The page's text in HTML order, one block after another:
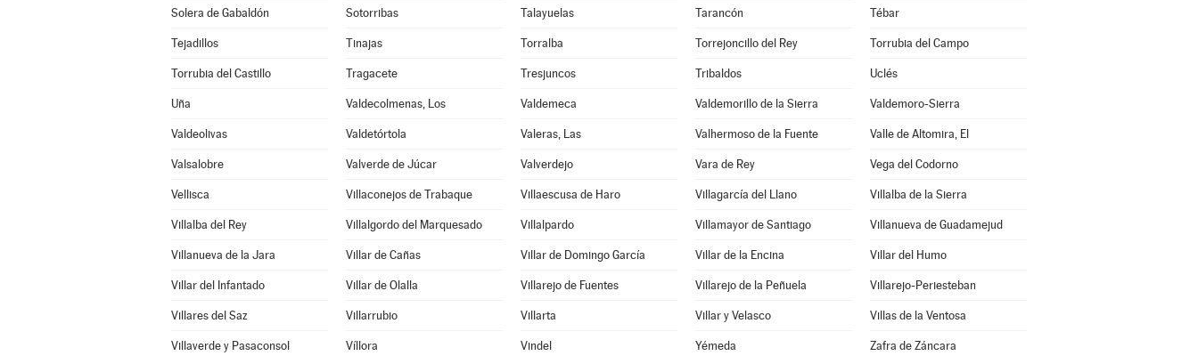
Solera de Gabaldón Sotorribas Talayuelas Tarancón Tébar
Tejadillos Tinajas Torralba Torrejoncillo del Rey Torrubia del Campo
Torrubia del Castillo Tragacete Tresjuncos Tribaldos Uclés
Uña Valdecolmenas, Los Valdemeca Valdemorillo de la Sierra Valdemoro-Sierra
Valdeolivas Valdetórtola Valeras, Las Valhermoso de la Fuente Valle de Altomira, El
Valsalobre Valverde de Júcar Valverdejo Vara de Rey Vega del Codorno
Vellisca Villaconejos de Trabaque Villaescusa de Haro Villagarcía del Llano Villalba de la Sierra
Villalba del Rey Villalgordo del Marquesado Villalpardo Villamayor de Santiago Villanueva de Guadamejud
Villanueva de la Jara Villar de Cañas Villar de Domingo García Villar de la Encina Villar del Humo
Villar del Infantado Villar de Olalla Villarejo de Fuentes Villarejo de la Peñuela Villarejo-Periesteban
Villares del Saz Villarrubio Villarta Villar y Velasco Villas de la Ventosa
Villaverde y Pasaconsol Víllora Vindel Yémeda Zafra de Záncara